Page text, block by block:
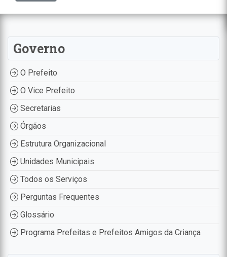
Governo
O Prefeito
O Vice Prefeito
Secretarias
Órgãos
Estrutura Organizacional
Unidades Municipais
Todos os Serviços
Perguntas Frequentes
Glossário
Programa Prefeitas e Prefeitos Amigos da Criança